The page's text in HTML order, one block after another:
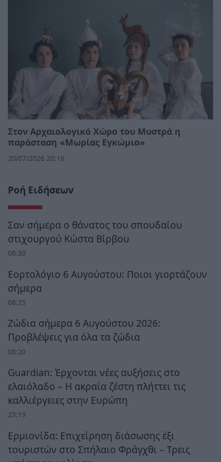
Στον Αρχαιολογικό Χώρο του Μυστρά η
παράσταση «Μωρίας Εγκώμιο»
20/07/2026 20:16
Ροή Ειδήσεων
Σαν σήμερα ο θάνατος του σπουδαίου
στιχουργού Κώστα Βίρβου
08:30
Εορτολόγιο 6 Αυγούστου: Ποιοι γιορτάζουν
σήμερα
08:25
Ζώδια σήμερα 6 Αυγούστου 2026:
Προβλέψεις για όλα τα ζώδια
08:20
Guardian: Έρχονται νέες αυξήσεις στο
ελαιόλαδο – Η ακραία ζέστη πλήττει τις
καλλιέργειες στην Ευρώπη
23:19
Ερμιονίδα: Επιχείρηση διάσωσης έξι
τουριστών στο Σπήλαιο Φράγχθι – Τρεις